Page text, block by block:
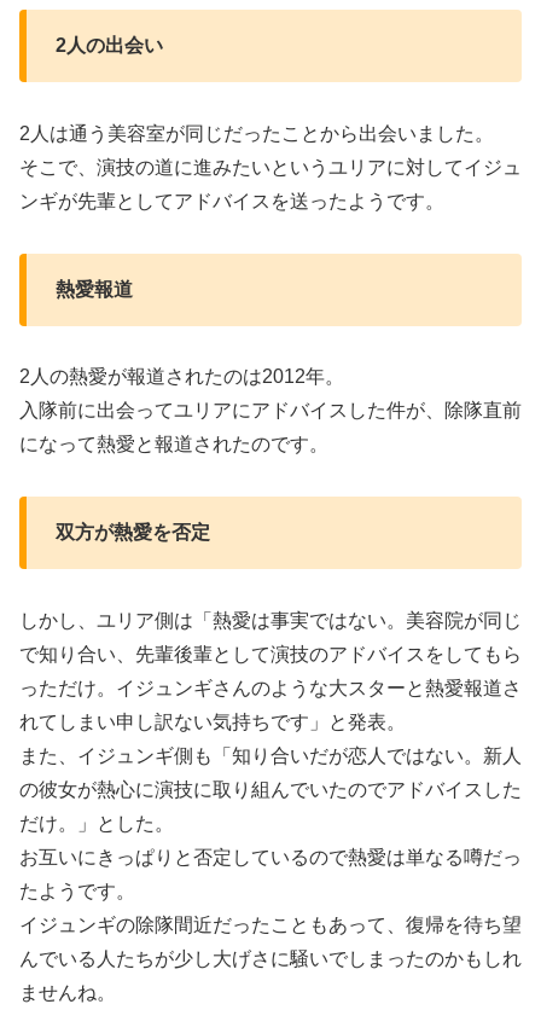
2人の出会い
2人は通う美容室が同じだったことから出会いました。
そこで、演技の道に進みたいというユリアに対してイジュ
ンギが先輩としてアドバイスを送ったようです。
熱愛報道
2人の熱愛が報道されたのは2012年。
入隊前に出会ってユリアにアドバイスした件が、除隊直前
になって熱愛と報道されたのです。
双方が熱愛を否定
しかし、ユリア側は「熱愛は事実ではない。美容院が同じ
で知り合い、先輩後輩として演技のアドバイスをしてもら
っただけ。イジュンギさんのような大スターと熱愛報道さ
れてしまい申し訳ない気持ちです」と発表。
また、イジュンギ側も「知り合いだが恋人ではない。新人
の彼女が熱心に演技に取り組んでいたのでアドバイスした
だけ。」とした。
お互いにきっぱりと否定しているので熱愛は単なる噂だっ
たようです。
イジュンギの除隊間近だったこともあって、復帰を待ち望
んでいる人たちが少し大げさに騒いでしまったのかもしれ
ませんね。